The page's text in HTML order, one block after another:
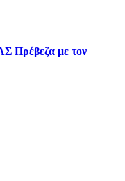
Πρέβεζα με τον